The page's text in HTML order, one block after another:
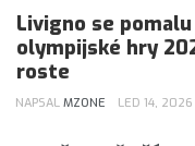
Livigno se
olympijské hry
roste
NAPSAL MZONE LED 14, 2026